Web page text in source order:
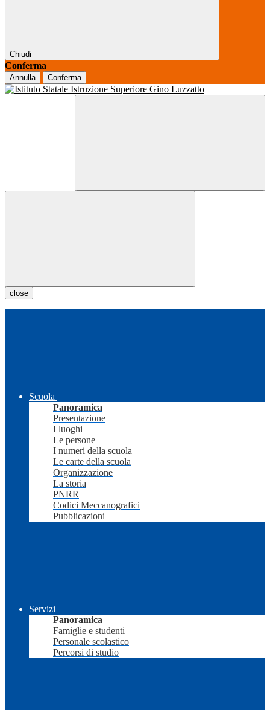
Chiudi
Conferma
Annulla Conferma
close
Scuola
Panoramica
Presentazione
I luoghi
Le persone
I numeri della scuola
Le carte della scuola
Organizzazione
La storia
PNRR
Codici Meccanografici
Pubblicazioni
Servizi
Panoramica
Famiglie e studenti
Personale scolastico
Percorsi di studio